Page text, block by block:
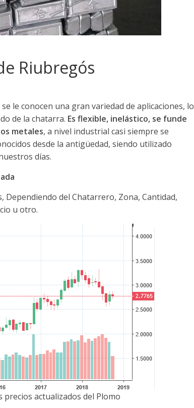
Riubregós
le conocen una gran variedad de aplicaciones, lo
de la chatarra. Es flexible, inelástico, se funde
metales, a nivel industrial casi siempre se
desde la antigüedad, siendo utilizado
días.
Dependiendo del Chatarrero, Zona, Cantidad,
u otro.
precios actualizados del Plomo